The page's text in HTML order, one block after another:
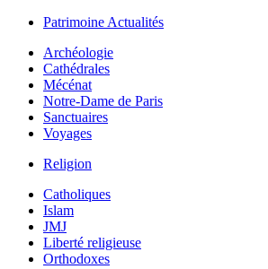
Patrimoine Actualités
Archéologie
Cathédrales
Mécénat
Notre-Dame de Paris
Sanctuaires
Voyages
Religion
Catholiques
Islam
JMJ
Liberté religieuse
Orthodoxes